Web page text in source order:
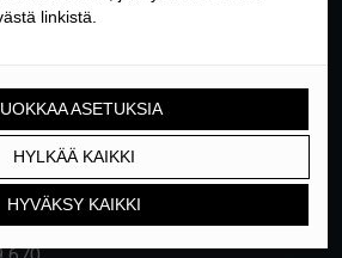
24, 01800 KLAUKKALA